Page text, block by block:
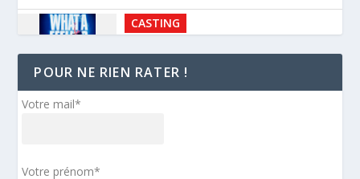
TEASER MOLIÈRE, L’OPÉRA
URBAIN – NOVEMBRE 2023
4 SEPTEMBRE 2022
POUR NE RIEN RATER !
Votre mail*
Votre prénom*